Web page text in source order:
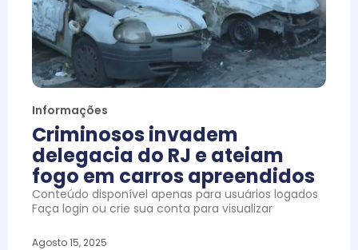
Informações
Criminosos invadem
delegacia do RJ e ateiam
fogo em carros apreendidos
Conteúdo disponível apenas para usuários logados
Faça login ou crie sua conta para visualizar
Agosto 15, 2025